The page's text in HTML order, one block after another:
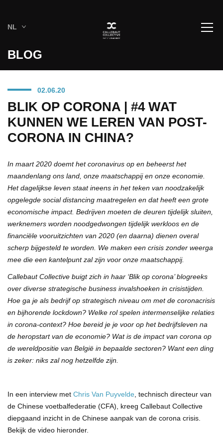
NL
BLOG
02.06.20
BLIK OP CORONA | #4 WAT
KUNNEN WE LEREN VAN POST-
CORONA IN CHINA?
In maart 2020 doemt het coronavirus op en beheerst het
maandenlang ons land, onze maatschappij en onze economie.
Het dagelijkse leven staat ineens in het teken van noodzakelijk
opgelegde social distancing maatregelen en dat heeft een grote
economische impact. Bedrijven moeten de deuren tijdelijk sluiten,
werknemers worden noodgedwongen tijdelijk werkloos en de
financiële vooruitzichten van 2020 (en daarna) dienen overal
scherp bijgesteld te worden. We maken een crisis zonder weerga
mee die een kantelpunt zal zijn voor onze maatschappij.
Callebaut Collective buigt zich in haar ‘Blik op corona’ blogreeks
over diverse strategische business invalshoeken in crisistijden.
Hoe ga je als bedrijf op strategisch niveau om met de coronacrisis
en bijhorende lockdown? Welke rol spelen intermenselijke relaties
in corona-context? Hoe bereid je je voor op het bedrijfsleven na
de heropstart van de economie? Wat is de impact van corona op
de wereldpositie van België in bepaalde sectoren? Want een ding
is zeker: niks zal nog hetzelfde zijn.
In een interview met Chris Van Puyvelde , technisch directeur van
de Chinese voetbalfederatie (CFA), kreeg Callebaut Collective
diepgaand inzicht in de Chinese aanpak van de corona crisis.
Bekijk de video hieronder.